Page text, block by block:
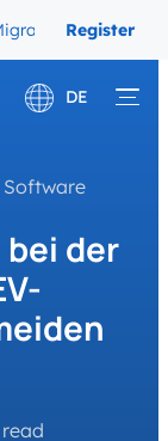
Questions CPOs
Register
Now
DE
Français
Software
bei der